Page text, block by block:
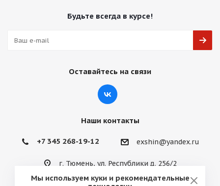
Будьте всегда в курсе!
Оставайтесь на связи
Наши контакты
+7 345 268-19-12 exshin@yandex.ru
г. Тюмень, ул. Республики д. 256/2
Мы используем куки и рекомендательные